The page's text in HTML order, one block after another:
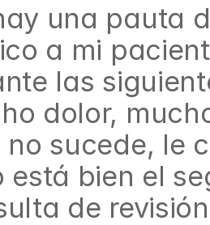
una pauta
a mi
las
dolor,
no sucede, le
está bien el
de